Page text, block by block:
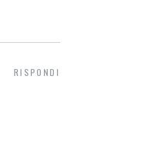
RISPONDI